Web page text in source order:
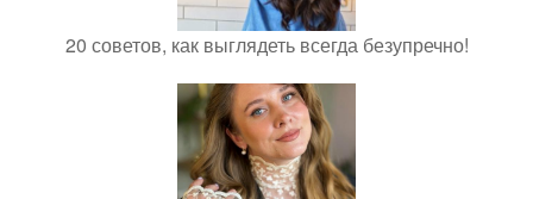
20 советов, как выглядеть всегда безупречно!